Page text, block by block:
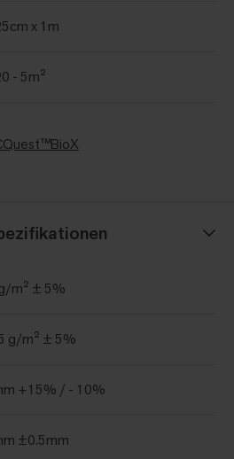
x 1m
- 5m²
m² ± 5%
g/m² ± 5%
+15% / - 10%
±0.5mm